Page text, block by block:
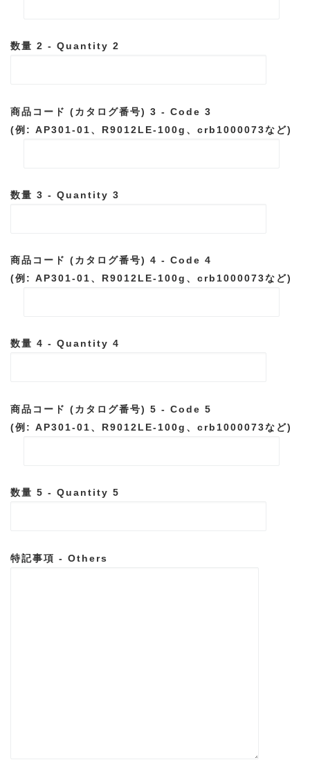
数量 2 - Quantity 2
商品コード (カタログ番号) 3 - Code 3
(例: AP301-01、R9012LE-100g、crb1000073など)
数量 3 - Quantity 3
商品コード (カタログ番号) 4 - Code 4
(例: AP301-01、R9012LE-100g、crb1000073など)
数量 4 - Quantity 4
商品コード (カタログ番号) 5 - Code 5
(例: AP301-01、R9012LE-100g、crb1000073など)
数量 5 - Quantity 5
特記事項 - Others